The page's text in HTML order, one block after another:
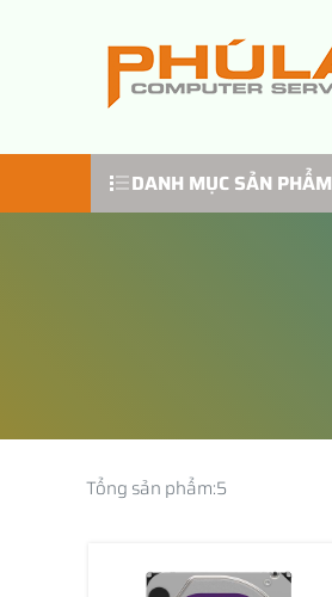
DANH MỤC SẢN PHẨM
Tổng sản phẩm:5